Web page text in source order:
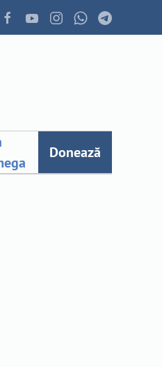
Donează